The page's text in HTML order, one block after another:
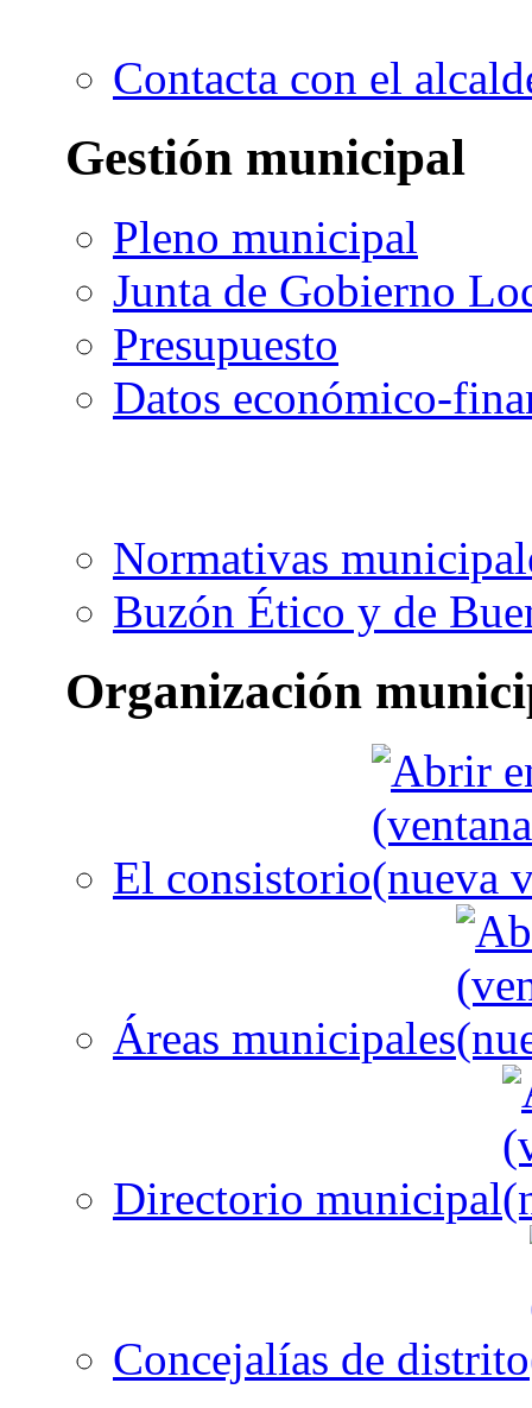
Contacta con el
Gestión municipal
Pleno municipal
Junta de Gobierno
Presupuesto
Datos económico-
Normativas
Buzón Ético y de
Organización
El consistorio
Áreas municipales
Directorio municipal
Concejalías de distrito